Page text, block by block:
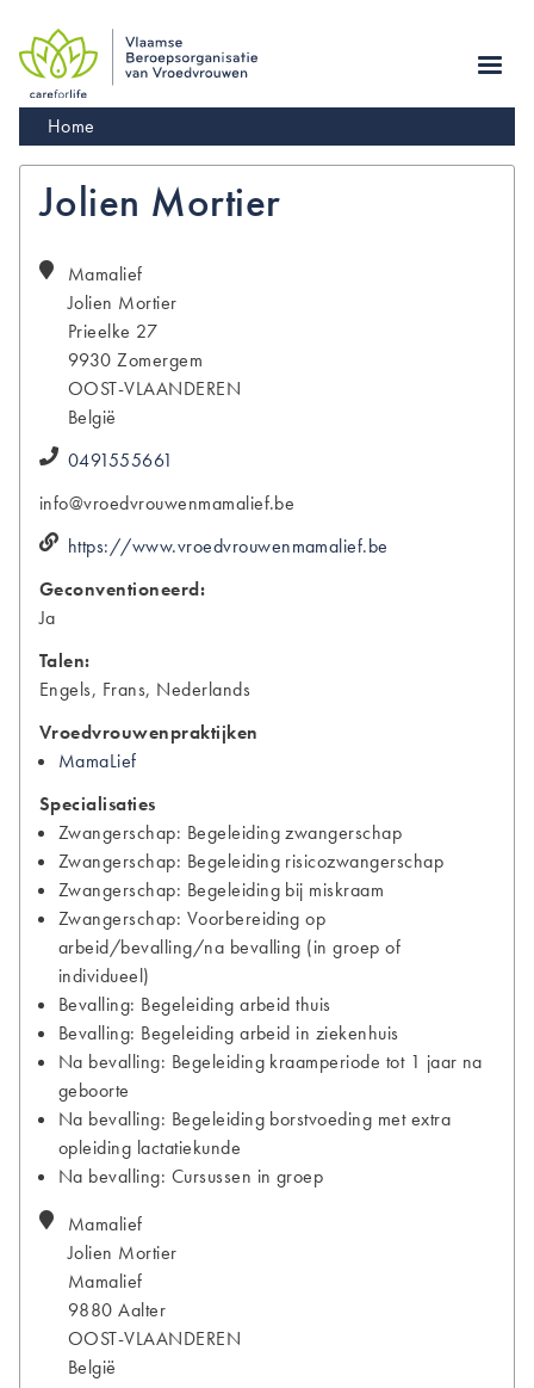
main
navigation
Kruimelpad
Home
Jolien Mortier
Mamalief
Jolien Mortier
Prieelke 27
9930 Zomergem
OOST-VLAANDEREN
België
0491555661
info@vroedvrouwenmamalief.be
https://www.vroedvrouwenmamalief.be
Geconventioneerd:
Ja
Talen:
Engels, Frans, Nederlands
Vroedvrouwenpraktijken
MamaLief
Specialisaties
Zwangerschap: Begeleiding zwangerschap
Zwangerschap: Begeleiding risicozwangerschap
Zwangerschap: Begeleiding bij miskraam
Zwangerschap: Voorbereiding op
arbeid/bevalling/na bevalling (in groep of
individueel)
Bevalling: Begeleiding arbeid thuis
Bevalling: Begeleiding arbeid in ziekenhuis
Na bevalling: Begeleiding kraamperiode tot 1 jaar na
geboorte
Na bevalling: Begeleiding borstvoeding met extra
opleiding lactatiekunde
Na bevalling: Cursussen in groep
Mamalief
Jolien Mortier
Mamalief
9880 Aalter
OOST-VLAANDEREN
België